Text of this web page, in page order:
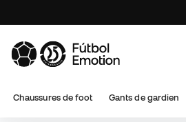
Chaussures de foot Gants de gardien